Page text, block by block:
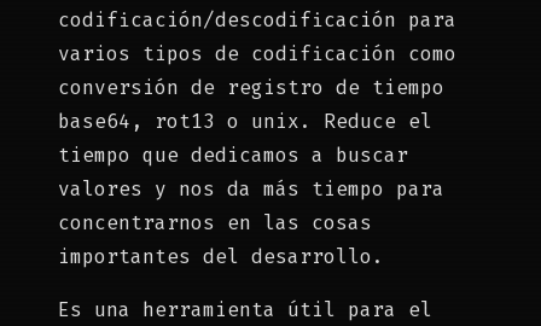
codificación/descodificación para
varios tipos de codificación como
conversión de registro de tiempo
base64, rot13 o unix. Reduce el
tiempo que dedicamos a buscar
valores y nos da más tiempo para
concentrarnos en las cosas
importantes del desarrollo.
Es una herramienta útil para el